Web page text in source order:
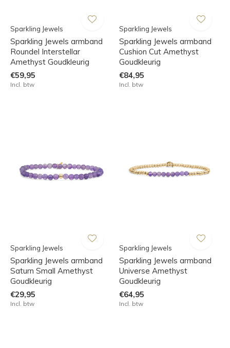
Sparkling Jewels
Sparkling Jewels armband
Roundel Interstellar
Amethyst Goudkleurig
€59,95
Incl. btw
Sparkling Jewels
Sparkling Jewels armband
Cushion Cut Amethyst
Goudkleurig
€84,95
Incl. btw
Sparkling Jewels
Sparkling Jewels armband
Saturn Small Amethyst
Goudkleurig
€29,95
Incl. btw
Sparkling Jewels
Sparkling Jewels armband
Universe Amethyst
Goudkleurig
€64,95
Incl. btw